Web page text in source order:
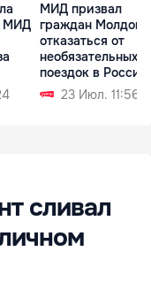
МИД
МИД призвал
граждан Молдовы
отказаться от
необязательных
поездок в Россию
23 Июл. 11:56
сливал